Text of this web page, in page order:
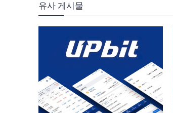
유사 게시물